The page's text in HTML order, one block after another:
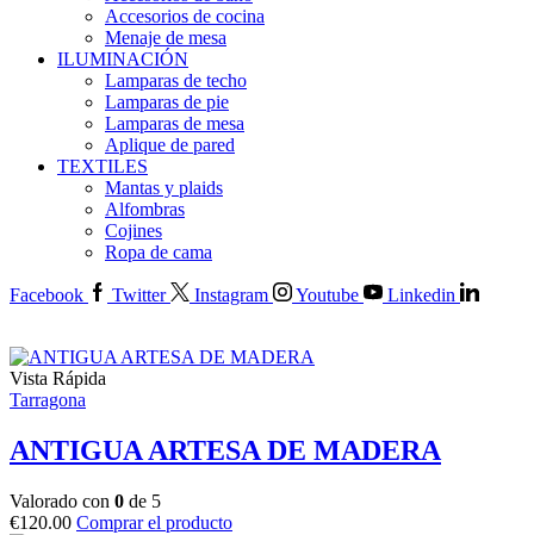
Accesorios de cocina
Menaje de mesa
ILUMINACIÓN
Lamparas de techo
Lamparas de pie
Lamparas de mesa
Aplique de pared
TEXTILES
Mantas y plaids
Alfombras
Cojines
Ropa de cama
Facebook Twitter Instagram Youtube Linkedin
Vista Rápida
Tarragona
ANTIGUA ARTESA DE MADERA
Valorado con 0 de 5
€120.00 Comprar el producto